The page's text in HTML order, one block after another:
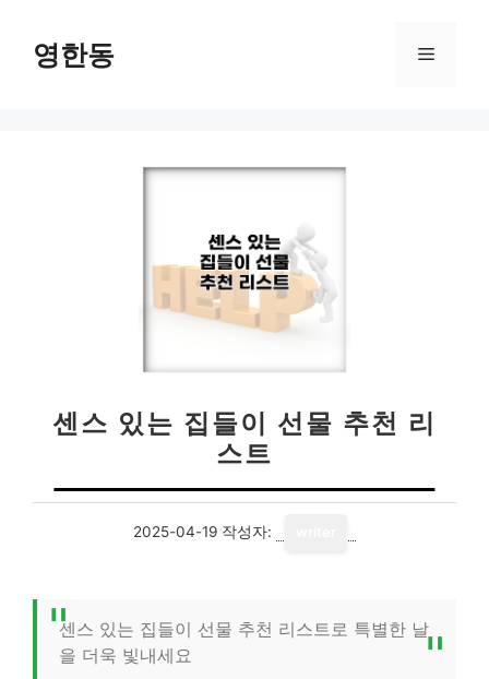
영한동 메
센스 있는 집들이 선물 추천 리
스트
2025-04-19 작성자:
센스 있는 집들이 선물 추천 리스트로 특별한 날
을 더욱 빛내세요